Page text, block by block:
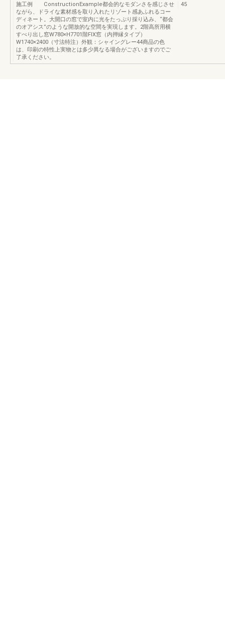
施工例 ConstructionExample都会的なモダンさを感じさせ
ながら、ドライな素材感を取り入れたリゾート感あふれるコー
ディネート。大開口の窓で室内に光をたっぷり採り込み、“都会
のオアシス”のような開放的な空間を実現します。2階高所用横
すべり出し窓W780×H7701階FIX窓（内押縁タイプ）
W1740×2400（寸法特注）外観：シャイングレー44商品の色
は、印刷の特性上実物とは多少異なる場合がございますのでご
了承ください。
45